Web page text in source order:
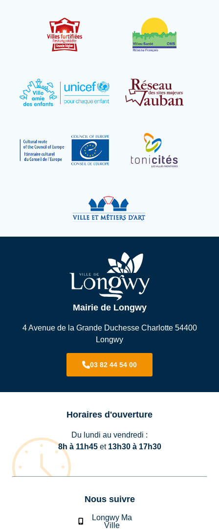
Mairie de Longwy
4 Avenue de la Grande Duchesse Charlotte 54400
Longwy
03 82 44 54 00
Horaires d'ouverture
Du lundi au vendredi :
8h à 11h45et 13h30 à 17h30
Nous suivre
Longwy Ma
Ville